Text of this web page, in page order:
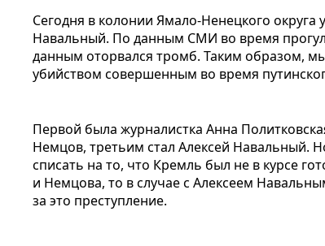
Сегодня в колонии Ямало-Ненецкого
Навальный. По данным СМИ во время
данным оторвался тромб. Таким образом,
убийством совершенным во время
Первой была журналистка Анна
Немцов, третьим стал Алексей Навальный.
списать на то, что Кремль был не в курсе
и Немцова, то в случае с Алексеем
за это преступление.